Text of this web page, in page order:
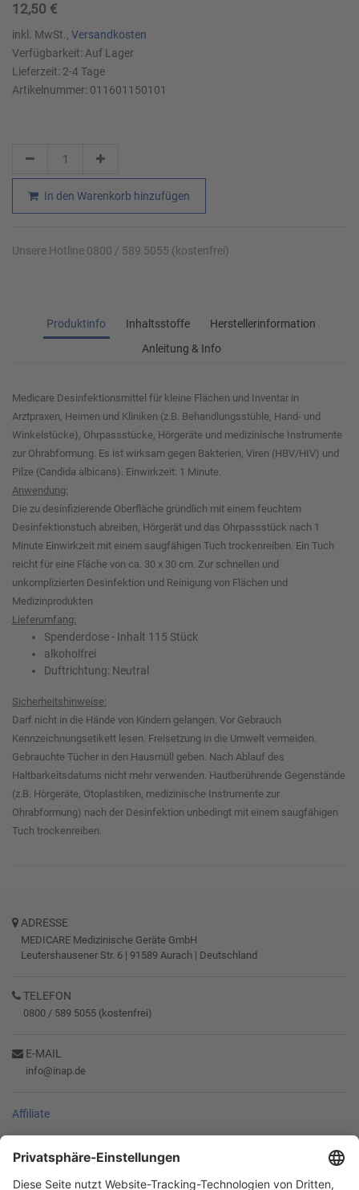
12,50 €
inkl. MwSt., Versandkosten
Verfügbarkeit: Auf Lager
Lieferzeit: 2-4Tage
Artikelnummer: 011601150101
In den Warenkorb hinzufügen
Unsere Hotline 0800 / 589 5055 (kostenfrei)
Produktinfo Inhaltsstoffe
Herstellerinformation
Anleitung & Info
Medicare Desinfektionsmittel für kleine Flächen und Inventar in
Arztpraxen, Heimen und Kliniken (z.B. Behandlungsstühle, Hand- und
Winkelstücke), Ohrpassstücke, Hörgeräte und medizinische Instrumente
zur Ohrabformung. Es ist wirksam gegen Bakterien, Viren (HBV/HIV) und
Pilze (Candida albicans). Einwirkzeit: 1 Minute.
Anwendung:
Die zu desinfizierende Oberfläche gründlich mit einem feuchtem
Desinfektionstuch abreiben, Hörgerät und das Ohrpassstück nach 1
Minute Einwirkzeit mit einem saugfähigen Tuch trockenreiben. Ein Tuch
reicht für eine Fläche von ca. 30 x 30 cm. Zur schnellen und
unkomplizierten Desinfektion und Reinigung von Flächen und
Medizinprodukten
Lieferumfang:
Spenderdose - Inhalt 115 Stück
alkoholfrei
Duftrichtung: Neutral
Sicherheitshinweise:
Darf nicht in die Hände von Kindern gelangen. Vor Gebrauch
Kennzeichnungsetikett lesen. Freisetzung in die Umwelt vermeiden.
Gebrauchte Tücher in den Hausmüll geben. Nach Ablauf des
Haltbarkeitsdatums nicht mehr verwenden. Hautberührende Gegenstände
(z.B. Hörgeräte, Otoplastiken, medizinische Instrumente zur
Ohrabformung) nach der Desinfektion unbedingt mit einem saugfähigen
Tuch trockenreiben.
ADRESSE
MEDICARE Medizinische Geräte GmbH
Leutershausener Str. 6 | 91589 Aurach | Deutschland
TELEFON
0800 / 589 5055 (kostenfrei)
E-MAIL
info@inap.de
Affiliate
RECHTLICHES